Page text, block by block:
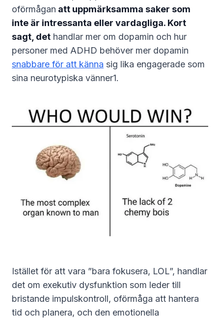
oförmågan att uppmärksamma saker som
inte är intressanta eller vardagliga. Kort
sagt, det handlar mer om dopamin och hur
personer med ADHD behöver mer dopamin
snabbare för att känna sig lika engagerade som
sina neurotypiska vänner1.
Istället för att vara ”bara fokusera, LOL”, handlar
det om exekutiv dysfunktion som leder till
bristande impulskontroll, oförmåga att hantera
tid och planera, och den emotionella